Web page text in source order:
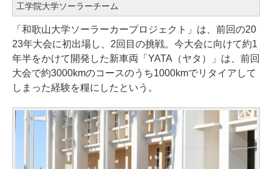
工学院大学ソーラーチーム
「和歌山大学ソーラーカープロジェクト」は、前回の20
23年大会に初出場し、2回目の挑戦。今大会に向けて約1
年半をかけて開発した新車両「YATA（ヤタ）」は、前回
大会で約3000kmのコースのうち1000kmでリタイアして
しまった経験を糧にしたという。